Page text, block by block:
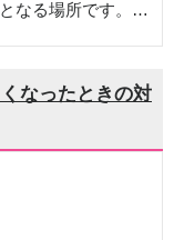
なる場所です。…
なったときの対